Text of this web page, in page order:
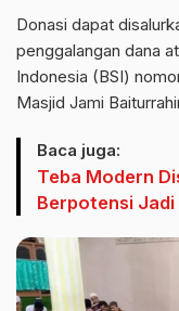
Donasi dapat
penggalangan dana
Indonesia (BSI)
Masjid Jami
Baca juga:
Teba Modern
Berpotensi Jadi